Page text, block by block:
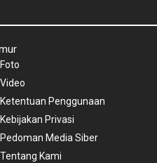
Foto
Video
Ketentuan Penggunaan
Kebijakan Privasi
Pedoman Media Siber
Tentang Kami